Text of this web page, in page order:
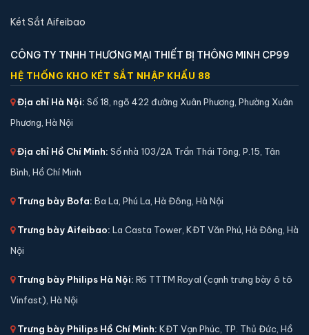
🛡️ Bảo hành:24 tháng
5,900,000 đ
Xem chi tiết →
Két sắt mini Liberty LB45S vân tay điện tử chính
hãng
📐 Kích thước: 45 x 38 x 33 cm
Két Sắt Aifeibao
CÔNG TY TNHH THƯƠNG MẠI THIẾT BỊ THÔNG MINH CP99
HỆ THỐNG KHO KÉT SẮT NHẬP KHẨU 88
Địa chỉ Hà Nội: Số 18, ngõ 422 đường Xuân Phương, Phường Xuân
Phương, Hà Nội
Địa chỉ Hồ Chí Minh: Số nhà 103/2A Trần Thái Tông, P.15, Tân
Bình, Hồ Chí Minh
Trưng bày Bofa: Ba La, Phú La, Hà Đông, Hà Nội
Trưng bày Aifeibao: La Casta Tower, KĐT Văn Phú, Hà Đông, Hà
Nội
Trưng bày Philips Hà Nội: R6 TTTM Royal (cạnh trưng bày ô tô
Vinfast), Hà Nội
Trưng bày Philips Hồ Chí Minh: KĐT Vạn Phúc, TP. Thủ Đức, Hồ